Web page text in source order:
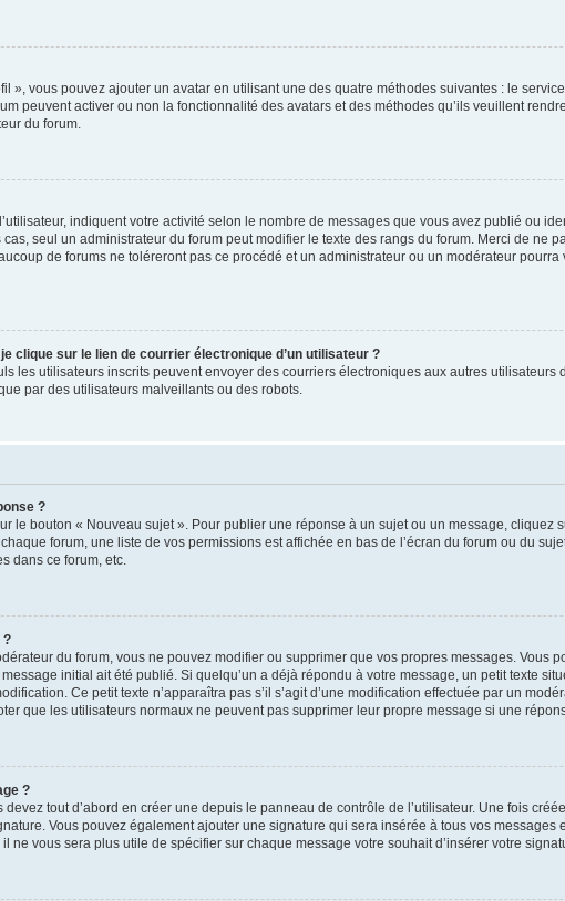
», vous pouvez ajouter un avatar en utilisant une des quatre méthodes suivantes : le
peuvent activer ou non la fonctionnalité des avatars et des méthodes qu’ils veuillent
du forum.
indiquent votre activité selon le nombre de messages que vous avez publié ou
seul un administrateur du forum peut modifier le texte des rangs du forum. Merci de ne
de forums ne toléreront pas ce procédé et un administrateur ou un modérateur
clique sur le lien de courrier électronique d’un utilisateur ?
les utilisateurs inscrits peuvent envoyer des courriers électroniques aux autres utilisateurs
par des utilisateurs malveillants ou des robots.
?
le bouton « Nouveau sujet ». Pour publier une réponse à un sujet ou un message, cliquez
forum, une liste de vos permissions est affichée en bas de l’écran du forum ou du
dans ce forum, etc.
?
du forum, vous ne pouvez modifier ou supprimer que vos propres messages. Vous
initial ait été publié. Si quelqu’un a déjà répondu à votre message, un petit texte
Ce petit texte n’apparaîtra pas s’il s’agit d’une modification effectuée par un
que les utilisateurs normaux ne peuvent pas supprimer leur propre message si une
?
tout d’abord en créer une depuis le panneau de contrôle de l’utilisateur. Une fois
Vous pouvez également ajouter une signature qui sera insérée à tous vos
ne vous sera plus utile de spécifier sur chaque message votre souhait d’insérer votre